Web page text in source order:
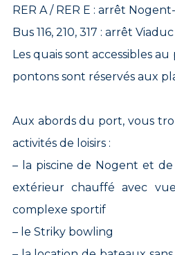
RER A / RER E : arrêt
Bus 116, 210, 317 : arrêt Viaduc
Les quais sont accessibles
pontons sont réservés aux
Aux abords du port, vous
activités de loisirs :
– la piscine de Nogent et
extérieur chauffé avec
complexe sportif
– le Striky bowling